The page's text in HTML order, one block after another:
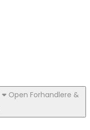
Open Forhandlere &